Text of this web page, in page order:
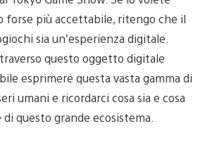
forse più accettabile, ritengo che il
sia un’esperienza digitale.
questo oggetto digitale
esprimere questa vasta gamma di
umani e ricordarci cosa sia e cosa
questo grande ecosistema.